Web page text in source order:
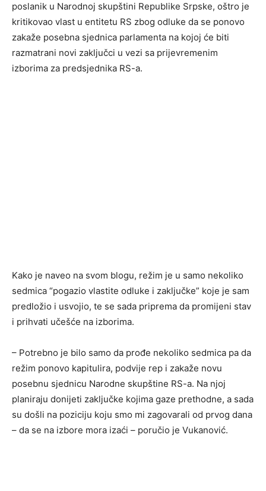
poslanik u Narodnoj skupštini Republike Srpske, oštro je
kritikovao vlast u entitetu RS zbog odluke da se ponovo
zakaže posebna sjednica parlamenta na kojoj će biti
razmatrani novi zaključci u vezi sa prijevremenim
izborima za predsjednika RS-a.
Kako je naveo na svom blogu, režim je u samo nekoliko
sedmica “pogazio vlastite odluke i zaključke” koje je sam
predložio i usvojio, te se sada priprema da promijeni stav
i prihvati učešće na izborima.
– Potrebno je bilo samo da prođe nekoliko sedmica pa da
režim ponovo kapitulira, podvije rep i zakaže novu
posebnu sjednicu Narodne skupštine RS-a. Na njoj
planiraju donijeti zaključke kojima gaze prethodne, a sada
su došli na poziciju koju smo mi zagovarali od prvog dana
– da se na izbore mora izaći – poručio je Vukanović.